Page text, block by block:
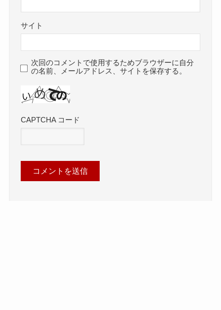
サイト
次回のコメントで使用するためブラウザーに自分
の名前、メールアドレス、サイトを保存する。
CAPTCHA コード